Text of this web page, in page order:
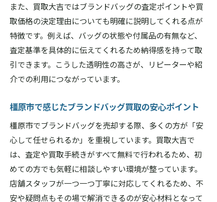
また、買取大吉ではブランドバッグの査定ポイントや買
取価格の決定理由についても明確に説明してくれる点が
特徴です。例えば、バッグの状態や付属品の有無など、
査定基準を具体的に伝えてくれるため納得感を持って取
引できます。こうした透明性の高さが、リピーターや紹
介での利用につながっています。
橿原市で感じたブランドバッグ買取の安心ポイント
橿原市でブランドバッグを売却する際、多くの方が「安
心して任せられるか」を重視しています。買取大吉で
は、査定や買取手続きがすべて無料で行われるため、初
めての方でも気軽に相談しやすい環境が整っています。
店舗スタッフが一つ一つ丁寧に対応してくれるため、不
安や疑問点もその場で解消できるのが安心材料となって